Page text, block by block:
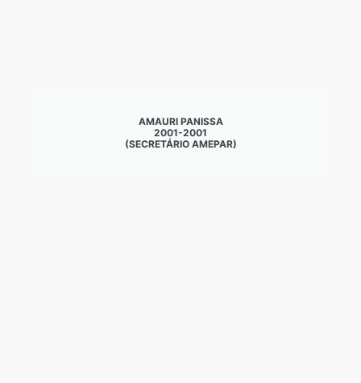
AMAURI PANISSA
2001-2001
(SECRETÁRIO AMEPAR)